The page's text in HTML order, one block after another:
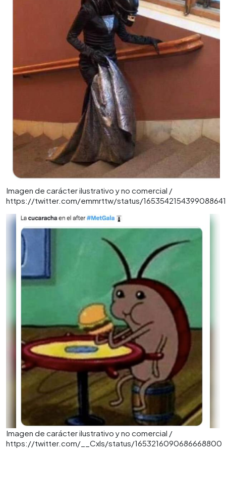
Imagen de carácter ilustrativo y no comercial /
https://twitter.com/emmrttw/status/1653542154399088641
Imagen de carácter ilustrativo y no comercial /
https://twitter.com/__Cxls/status/1653216090686668800